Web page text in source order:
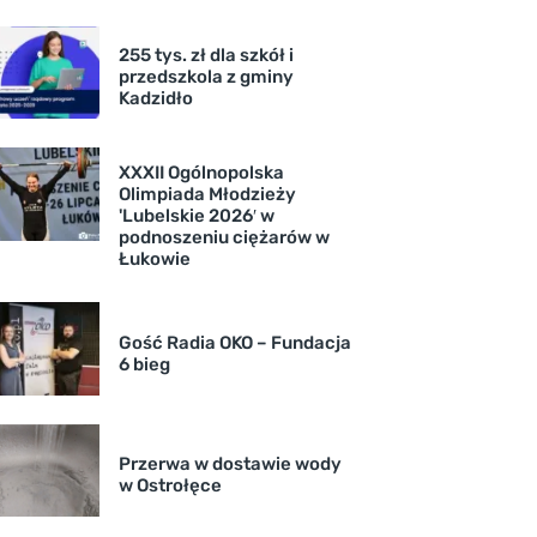
255 tys. zł dla szkół i
przedszkola z gminy
Kadzidło
XXXII Ogólnopolska
Olimpiada Młodzieży
'Lubelskie 2026′ w
podnoszeniu ciężarów w
Łukowie
Gość Radia OKO – Fundacja
6 bieg
Przerwa w dostawie wody
w Ostrołęce